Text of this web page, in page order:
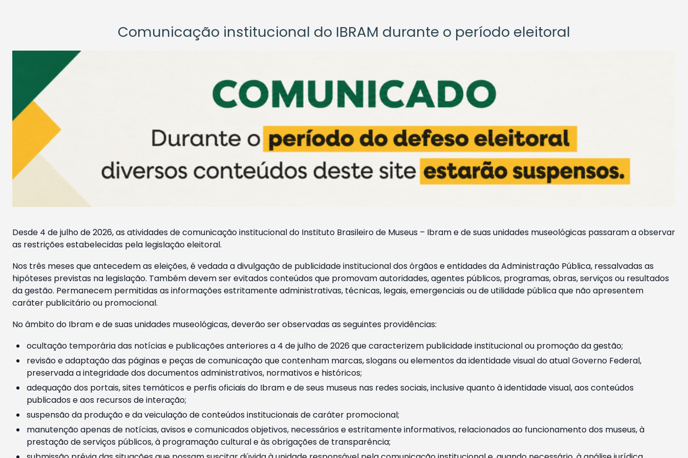
Comunicação institucional do IBRAM durante o período eleitoral
Desde 4 de julho de 2026, as atividades de comunicação institucional do Instituto Brasileiro de Museus – Ibram e de suas unidades museológicas passaram a observar
as restrições estabelecidas pela legislação eleitoral.
Nos três meses que antecedem as eleições, é vedada a divulgação de publicidade institucional dos órgãos e entidades da Administração Pública, ressalvadas as
hipóteses previstas na legislação. Também devem ser evitados conteúdos que promovam autoridades, agentes públicos, programas, obras, serviços ou resultados
da gestão. Permanecem permitidas as informações estritamente administrativas, técnicas, legais, emergenciais ou de utilidade pública que não apresentem
caráter publicitário ou promocional.
No âmbito do Ibram e de suas unidades museológicas, deverão ser observadas as seguintes providências:
ocultação temporária das notícias e publicações anteriores a 4 de julho de 2026 que caracterizem publicidade institucional ou promoção da gestão;
revisão e adaptação das páginas e peças de comunicação que contenham marcas, slogans ou elementos da identidade visual do atual Governo Federal,
preservada a integridade dos documentos administrativos, normativos e históricos;
adequação dos portais, sites temáticos e perfis oficiais do Ibram e de seus museus nas redes sociais, inclusive quanto à identidade visual, aos conteúdos
publicados e aos recursos de interação;
suspensão da produção e da veiculação de conteúdos institucionais de caráter promocional;
manutenção apenas de notícias, avisos e comunicados objetivos, necessários e estritamente informativos, relacionados ao funcionamento dos museus, à
prestação de serviços públicos, à programação cultural e às obrigações de transparência;